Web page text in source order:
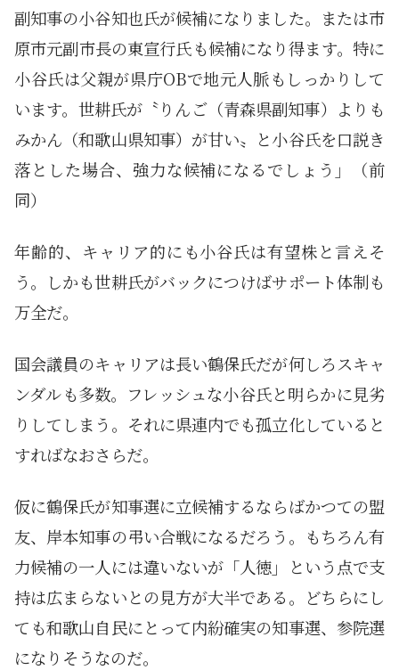
副知事の小谷知也氏が候補になりました。または市
原市元副市長の東宣行氏も候補になり得ます。特に
小谷氏は父親が県庁OBで地元人脈もしっかりして
います。世耕氏が〝りんご（青森県副知事）よりも
みかん（和歌山県知事）が甘い〟と小谷氏を口説き
落とした場合、強力な候補になるでしょう」（前
同）
年齢的、キャリア的にも小谷氏は有望株と言えそ
う。しかも世耕氏がバックにつけばサポート体制も
万全だ。
国会議員のキャリアは長い鶴保氏だが何しろスキャ
ンダルも多数。フレッシュな小谷氏と明らかに見劣
りしてしまう。それに県連内でも孤立化していると
すればなおさらだ。
仮に鶴保氏が知事選に立候補するならばかつての盟
友、岸本知事の弔い合戦になるだろう。もちろん有
力候補の一人には違いないが「人徳」という点で支
持は広まらないとの見方が大半である。どちらにし
ても和歌山自民にとって内紛確実の知事選、参院選
になりそうなのだ。